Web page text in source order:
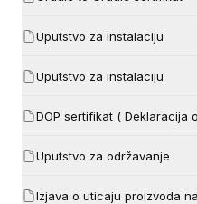
Uputstvo za instalaciju
Uputstvo za instalaciju
DOP sertifikat ( Deklaracija
Uputstvo za održavanje
Izjava o uticaju proizvoda